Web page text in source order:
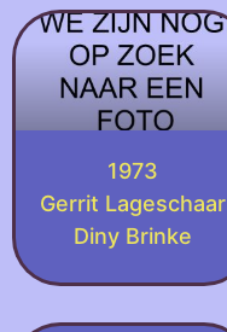
1973
Gerrit Lageschaar
Diny Brinke